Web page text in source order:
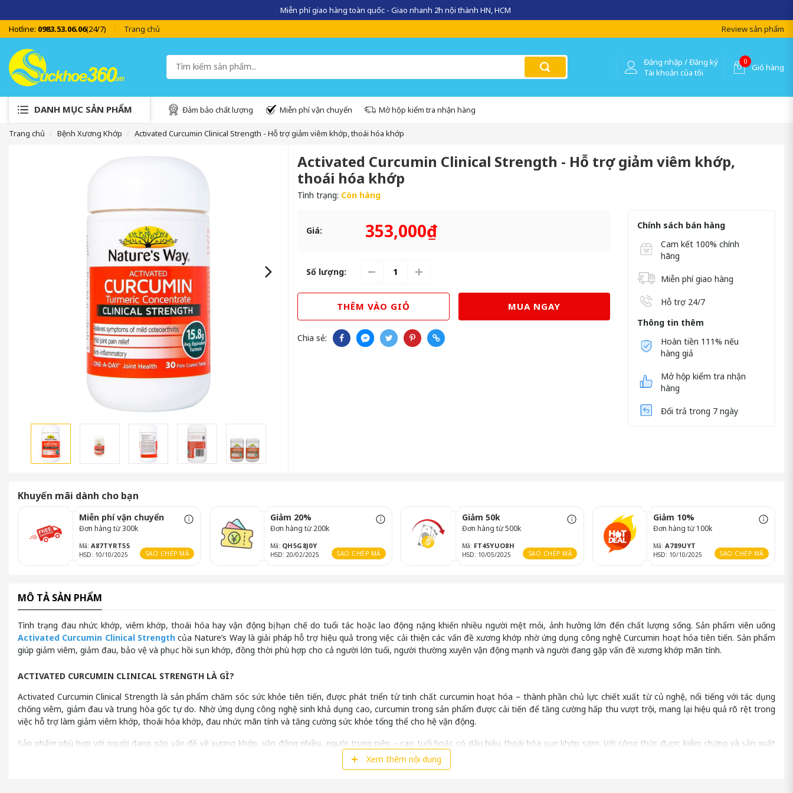
Miễn phí giao hàng toàn quốc - Giao nhanh 2h nội thành HN, HCM
Hotline: 0983.53.06.06(24/7) Trang chủ Review sản phẩm
Đăng nhập / Đăng ký
Tài khoản của tôi
0
Giỏ hàng
DANH MỤC SẢN PHẨM Đảm bảo chất lượng Miễn phí vận chuyển Mở hộp kiểm tra nhận hàng
Trang chủ Bệnh Xương Khớp Activated Curcumin Clinical Strength - Hỗ trợ giảm viêm khớp, thoái hóa khớp
Activated Curcumin Clinical Strength - Hỗ trợ giảm viêm khớp,
thoái hóa khớp
Tình trạng: Còn hàng
Giá: 353,000₫
Số lượng:
THÊM VÀO GIỎ MUA NGAY
Chia sẻ:
Chính sách bán hàng
Cam kết 100% chính
hãng
Miễn phí giao hàng
Hỗ trợ 24/7
Thông tin thêm
Hoàn tiền 111% nếu
hàng giả
Mở hộp kiểm tra nhận
hàng
Đổi trả trong 7 ngày
Khuyến mãi dành cho bạn
Miễn phí vận chuyển
Đơn hàng từ 300k
Mã: A87TYRT55
HSD: 10/10/2025 SAO CHÉP MÃ
Giảm 20%
Đơn hàng từ 200k
Mã: QH5G8J0Y
HSD: 20/02/2025 SAO CHÉP MÃ
Giảm 50k
Đơn hàng từ 500k
Mã: FT45YUO8H
HSD: 10/05/2025 SAO CHÉP MÃ
Giảm 10%
Đơn hàng từ 100k
Mã:A789UYT
HSD: 10/10/2025 SAO CHÉP MÃ
MÔ TẢ SẢN PHẨM
Tình trạng đau nhức khớp, viêm khớp, thoái hóa hay vận động bị hạn chế do tuổi tác hoặc lao động nặng khiến nhiều người mệt mỏi, ảnh hưởng lớn đến chất lượng sống. Sản phẩm viên uống
Activated Curcumin Clinical Strengthcủa Nature’s Way là giải pháp hỗ trợ hiệu quả trong việc cải thiện các vấn đề xương khớp nhờ ứng dụng công nghệ Curcumin hoạt hóa tiên tiến. Sản phẩm
giúp giảm viêm, giảm đau, bảo vệ và phục hồi sụn khớp, đồng thời phù hợp cho cả người lớn tuổi, người thường xuyên vận động mạnh và người đang gặp vấn đề xương khớp mãn tính.
ACTIVATED CURCUMIN CLINICAL STRENGTH LÀ GÌ?
Activated Curcumin Clinical Strength là sản phẩm chăm sóc sức khỏe tiên tiến, được phát triển từ tinh chất curcumin hoạt hóa – thành phần chủ lực chiết xuất từ củ nghệ, nổi tiếng với tác dụng
chống viêm, giảm đau và trung hòa gốc tự do. Nhờ ứng dụng công nghệ sinh khả dụng cao, curcumin trong sản phẩm được cải tiến để tăng cường hấp thu vượt trội, mang lại hiệu quả rõ rệt trong
việc hỗ trợ làm giảm viêm khớp, thoái hóa khớp, đau nhức mãn tính và tăng cường sức khỏe tổng thể cho hệ vận động.
Sản phẩm phù hợp với người đang gặp vấn đề về xương khớp, vận động nhiều, người trung niên – cao tuổi hoặc có dấu hiệu thoái hóa sụn khớp sớm. Với công thức được kiểm chứng và sản xuất
theo tiêu chuẩn nghiêm ngặt, Activated Curcumin Clinical Strength đang được đánh giá cao trên thị trường quốc tế nhờ hiệu quả thực tế và độ an toàn khi sử dụng lâu dài.
Xem thêm nội dung